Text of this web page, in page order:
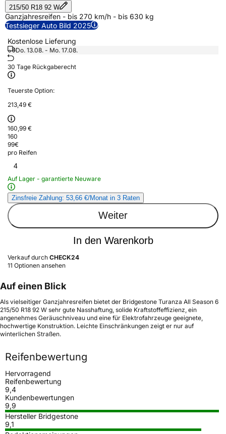
215/50 R18 92 W
Ganzjahresreifen - bis 270 km/h - bis 630 kg
Testsieger Auto Bild 2025
Kostenlose Lieferung
Do. 13.08. - Mo. 17.08.
30 Tage Rückgaberecht
Teuerste Option:
213,49 €
160,99 €
160
99€
pro Reifen
4
Auf Lager - garantierte Neuware
Zinsfreie Zahlung: 53,66 €/Monat in 3 Raten
Weiter
In den Warenkorb
Verkauf durch CHECK24
11 Optionen ansehen
Auf einen Blick
Als vielseitiger Ganzjahresreifen bietet der Bridgestone Turanza All Season 6
215/50 R18 92 W sehr gute Nasshaftung, solide Kraftstoffeffizienz, ein
angenehmes Geräuschniveau und eine für Elektrofahrzeuge geeignete,
hochwertige Konstruktion. Leichte Einschränkungen zeigt er nur auf
winterlichen Straßen.
Reifenbewertung
Hervorragend
Reifenbewertung
9,4
Kundenbewertungen
9,9
Hersteller Bridgestone
9,1